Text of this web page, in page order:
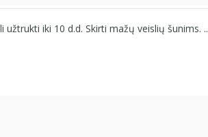
iki 10 d.d. Skirti mažų veislių šunims. ..